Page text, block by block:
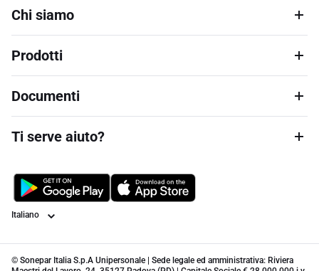
Chi siamo
Prodotti
Documenti
Ti serve aiuto?
Lingua
© Sonepar Italia S.p.A Unipersonale | Sede legale ed amministrativa: Riviera